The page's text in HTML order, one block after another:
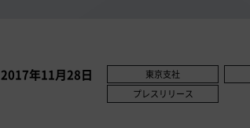
2017年11月28日 東京支社
プレスリリース